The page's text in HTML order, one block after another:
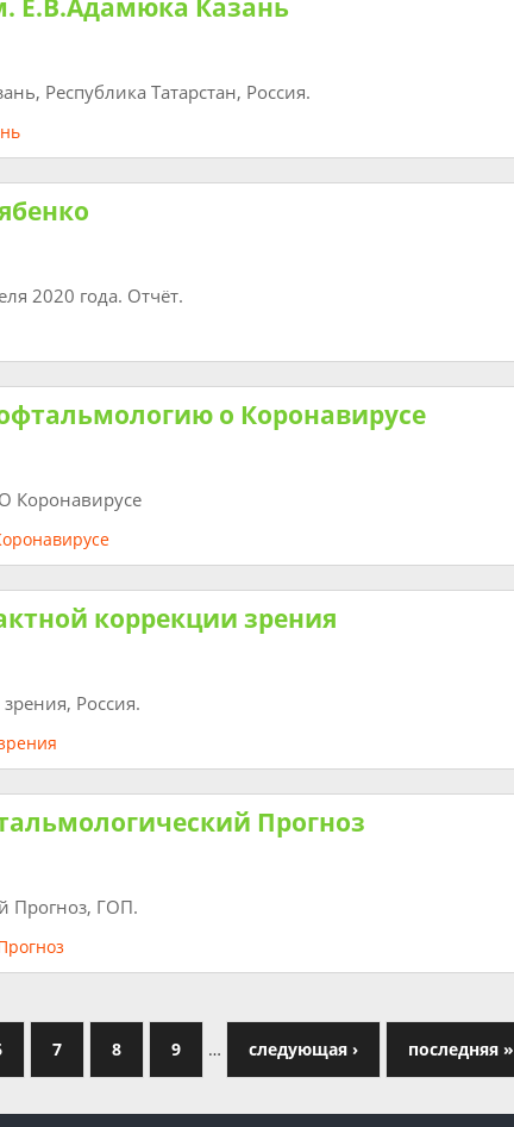
Е.В.Адамюка Казань
Республика Татарстан, Россия.
2020 года. Отчёт.
о Коронавирусе
Коронавирусе
коррекции зрения
Россия.
Прогноз
Прогноз, ГОП.
7 8 9 … следующая › последняя »